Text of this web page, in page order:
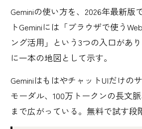
Geminiの使い方を、2026年最新
トGeminiには「ブラウザで使う
ング活用」という3つの入口があ
に一本の地図として示す。
GeminiはもはやチャットUIだけ
モーダル、100万トークンの長文
まで広がっている。無料で試す段